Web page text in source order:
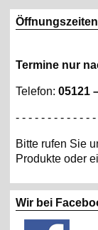
Termine nur
Telefon: 05121
- - - - - - - - - - - -
Bitte rufen Sie
Produkte oder
Wir bei